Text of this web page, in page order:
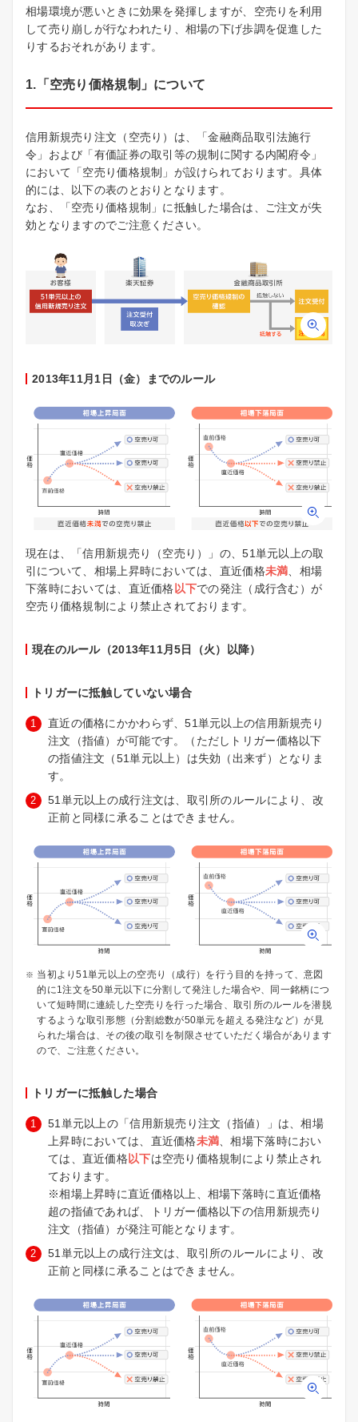
相場環境が悪いときに効果を発揮しますが、空売りを利用
して売り崩しが行なわれたり、相場の下げ歩調を促進した
りするおそれがあります。
1.「空売り価格規制」について
信用新規売り注文（空売り）は、「金融商品取引法施行
令」および「有価証券の取引等の規制に関する内閣府令」
において「空売り価格規制」が設けられております。具体
的には、以下の表のとおりとなります。
なお、「空売り価格規制」に抵触した場合は、ご注文が失
効となりますのでご注意ください。
2013年11月1日（金）までのルール
現在は、「信用新規売り（空売り）」の、51単元以上の取
引について、相場上昇時においては、直近価格未満 、相場
下落時においては、直近価格 以下での発注（成行含む）が
空売り価格規制により禁止されております。
現在のルール（2013年11月5日（火）以降）
トリガーに抵触していない場合
直近の価格にかかわらず、51単元以上の信用新規売り
注文（指値）が可能です。（ただしトリガー価格以下
の指値注文（51単元以上）は失効（出来ず）となりま
す。
51単元以上の成行注文は、取引所のルールにより、改
正前と同様に承ることはできません。
当初より51単元以上の空売り（成行）を行う目的を持って、意図
的に1注文を50単元以下に分割して発注した場合や、同一銘柄につ
いて短時間に連続した空売りを行った場合、取引所のルールを潜脱
するような取引形態（分割総数が50単元を超える発注など）が見
られた場合は、その後の取引を制限させていただく場合があります
ので、ご注意ください。
トリガーに抵触した場合
51単元以上の「信用新規売り注文（指値）」は、相場
上昇時においては、直近価格未満 、相場下落時におい
ては、直近価格以下は空売り価格規制により禁止され
ております。
※相場上昇時に直近価格以上、相場下落時に直近価格
超の指値であれば、トリガー価格以下の信用新規売り
注文（指値）が発注可能となります。
51単元以上の成行注文は、取引所のルールにより、改
正前と同様に承ることはできません。